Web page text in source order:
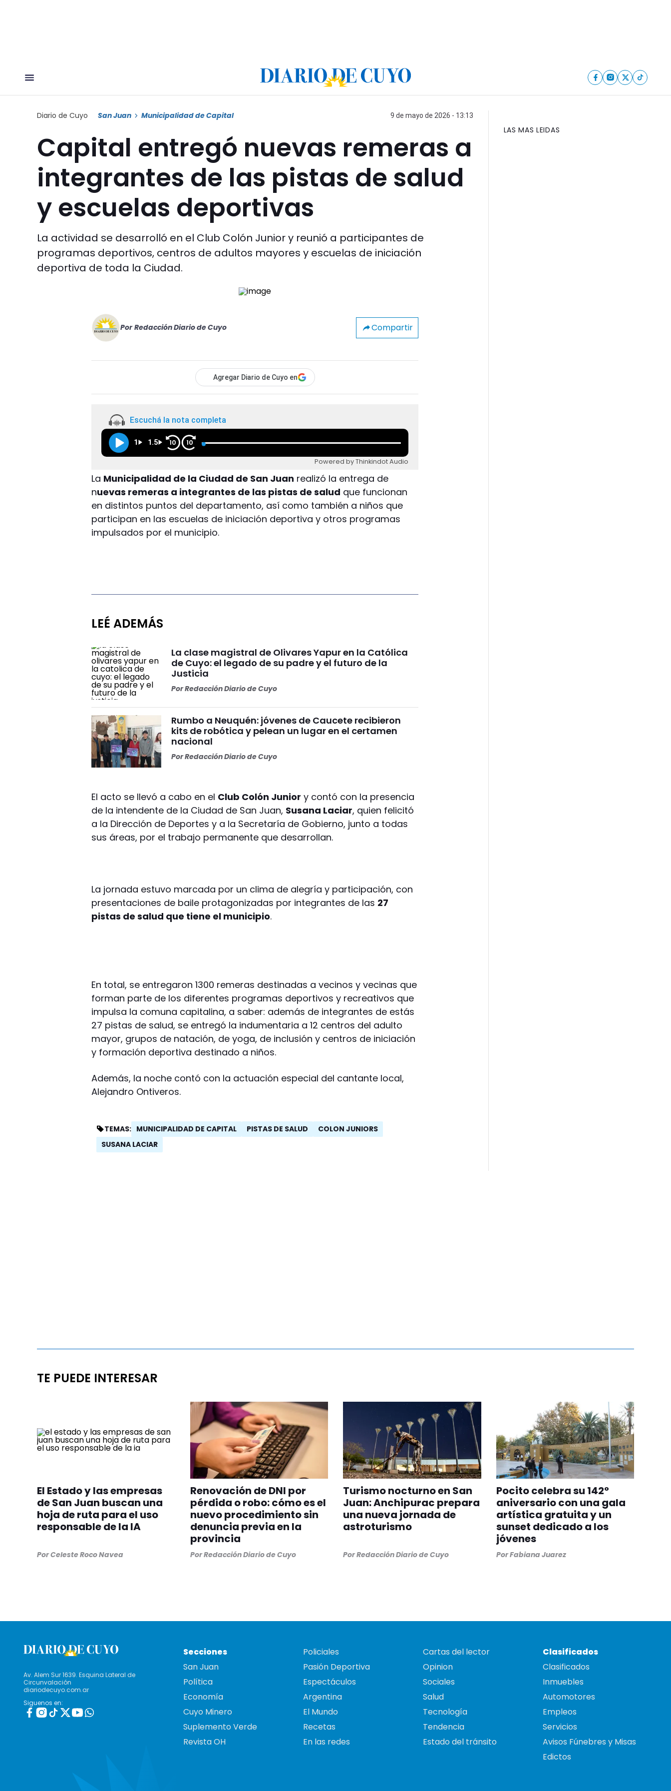
Diario de Cuyo San Juan Municipalidad de Capital 9 de mayo de 2026 - 13:13
Capital entregó nuevas remeras a
integrantes de las pistas de salud
y escuelas deportivas
La actividad se desarrolló en el Club Colón Junior y reunió a participantes de
programas deportivos, centros de adultos mayores y escuelas de iniciación
deportiva de toda la Ciudad.
Por Redacción Diario de Cuyo Compartir
Agregar Diario de Cuyo en
Escuchá la nota completa
1 1.5 10 10
Powered by Thinkindot Audio
La Municipalidad de la Ciudad de San Juan realizó la entrega de
nuevas remeras a integrantes de las pistas de salud que funcionan
en distintos puntos del departamento, así como también a niños que
participan en las escuelas de iniciación deportiva y otros programas
impulsados por el municipio.
LEÉ ADEMÁS
La clase magistral de Olivares Yapur en la Católica
de Cuyo: el legado de su padre y el futuro de la
Justicia
PorRedacción Diario de Cuyo
Rumbo a Neuquén: jóvenes de Caucete recibieron
kits de robótica y pelean un lugar en el certamen
nacional
PorRedacción Diario de Cuyo
El acto se llevó a cabo en el Club Colón Junior y contó con la presencia
de la intendente de la Ciudad de San Juan, Susana Laciar, quien felicitó
a la Dirección de Deportes y a la Secretaría de Gobierno, junto a todas
sus áreas, por el trabajo permanente que desarrollan.
La jornada estuvo marcada por un clima de alegría y participación, con
presentaciones de baile protagonizadas por integrantes de las 27
pistas de salud que tiene el municipio.
En total, se entregaron 1300 remeras destinadas a vecinos y vecinas que
forman parte de los diferentes programas deportivos y recreativos que
impulsa la comuna capitalina, a saber: además de integrantes de estás
27 pistas de salud, se entregó la indumentaria a 12 centros del adulto
mayor, grupos de natación, de yoga, de inclusión y centros de iniciación
y formación deportiva destinado a niños.
Además, la noche contó con la actuación especial del cantante local,
Alejandro Ontiveros.
TEMAS: MUNICIPALIDAD DE CAPITAL PISTAS DE SALUD
COLON JUNIORS
SUSANA LACIAR
LAS MAS LEIDAS
TE PUEDE INTERESAR
El Estado y las empresas
de San Juan buscan una
hoja de ruta para el uso
responsable de la IA
PorCeleste Roco Navea
Renovación de DNI por
pérdida o robo: cómo es el
nuevo procedimiento sin
denuncia previa en la
provincia
PorRedacción Diario de Cuyo
Turismo nocturno en San
Juan: Anchipurac prepara
una nueva jornada de
astroturismo
PorRedacción Diario de Cuyo
Pocito celebra su 142°
aniversario con una gala
artística gratuita y un
sunset dedicado a los
jóvenes
PorFabiana Juarez
Av. Alem Sur 1639. Esquina Lateral de
Circunvalación
diariodecuyo.com.ar
Siguenos en:
Secciones
San Juan
Política
Economía
Cuyo Minero
Suplemento Verde
Revista OH
Policiales
Pasión Deportiva
Espectáculos
Argentina
El Mundo
Recetas
En las redes
Cartas del lector
Opinion
Sociales
Salud
Tecnología
Tendencia
Estado del tránsito
Clasificados
Clasificados
Inmuebles
Automotores
Empleos
Servicios
Avisos Fúnebres y Misas
Edictos